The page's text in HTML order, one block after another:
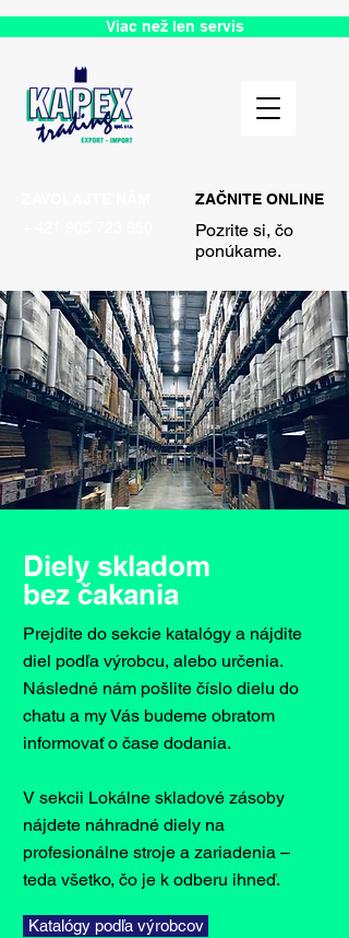
Viac než len servis
ZAČNITE ONLINE
Pozrite si, čo
ponúkame.
Diely skladom
bez čakania
Prejdite do sekcie katalógy a nájdite
diel podľa výrobcu, alebo určenia.
Následné nám pošlite číslo dielu do
chatu a my Vás budeme obratom
informovať o čase dodania.
V sekcii Lokálne skladové zásoby
nájdete náhradné diely na
profesionálne stroje a zariadenia –
teda všetko, čo je k odberu ihneď.
Katalógy podľa výrobcov